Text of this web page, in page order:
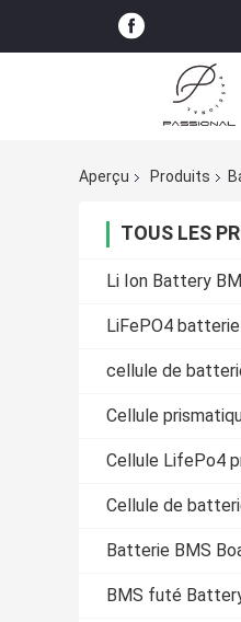
Aperçu Produits
TOUS LES
Li Ion Battery
LiFePO4
cellule de
Cellule
Cellule LifePo4
Cellule de
Batterie BMS
BMS futé